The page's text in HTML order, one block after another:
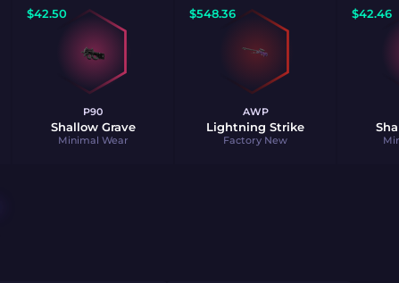
$42.50
P90
Shallow Grave
Minimal Wear
$548.36
AWP
Lightning Strike
Factory New
$42.46